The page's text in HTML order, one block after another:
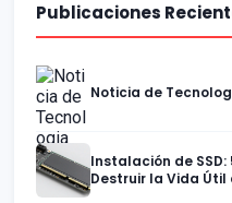
Publicaciones
Noticia de
Instalación de
Destruir la Vida Útil